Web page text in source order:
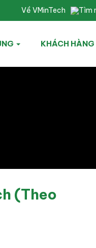
Về VMinTech Tìm
KHÁCH HÀNG
(Theo